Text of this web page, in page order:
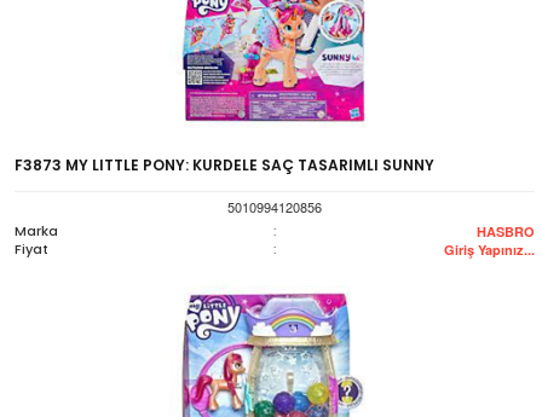
F3873 MY LITTLE PONY: KURDELE SAÇ TASARIMLI SUNNY
5010994120856
Marka
: HASBRO
Fiyat : Giriş Yapınız...